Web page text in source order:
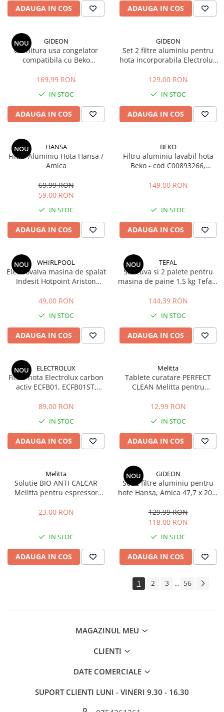
ADAUGA IN COS ADAUGA IN COS
NOU GIDEON
Garnitura usa congelator
compatibila cu Beko
DBK386WD, DBK3862WD,
5cm x 58cm
169,99 RON
IN STOC
ADAUGA IN COS
GIDEON
Set 2 filtre aluminiu pentru
hota incorporabila Electrolux
LFP216W
129,00 RON
IN STOC
ADAUGA IN COS
NOU HANSA
Filtru Aluminiu Hota Hansa /
Amica
69,99 RON
59,00 RON
IN STOC
ADAUGA IN COS
BEKO
Filtru aluminiu lavabil hota
Beko - cod C00893266,
149,00 RON
IN STOC
ADAUGA IN COS
NOU WHIRLPOOL
Electrovalva masina de spalat
Indesit Hotpoint Ariston
482000022813 C00110333
49,00 RON
IN STOC
ADAUGA IN COS
NOU TEFAL
Set cuva si 2 palete pentru
masina de paine 1.5 kg Tefal /
144,39 RON
IN STOC
ADAUGA IN COS
NOU ELECTROLUX
Filtru hota Electrolux carbon
activ ECFB01, ECFB01ST,
89,00 RON
IN STOC
ADAUGA IN COS
Melitta
Tablete curatare PERFECT
CLEAN Melitta pentru
1.8 g, indeparta uleiurile si
camera infuzare
12,99 RON
IN STOC
ADAUGA IN COS
Melitta
Solutie BIO ANTI CALCAR
Melitta pentru espressor
apa, 250 ml, 6 utilizari
23,00 RON
IN STOC
ADAUGA IN COS
NOU GIDEON
Set 2 filtre aluminiu pentru
hote Hansa, Amica 47,7 x 20,4
129,99 RON
118,00 RON
IN STOC
ADAUGA IN COS
1 2 3 ... 56
MAGAZINUL MEU
CLIENTI
DATE COMERCIALE
SUPORT CLIENTI LUNI - VINERI 9.30 - 16.30